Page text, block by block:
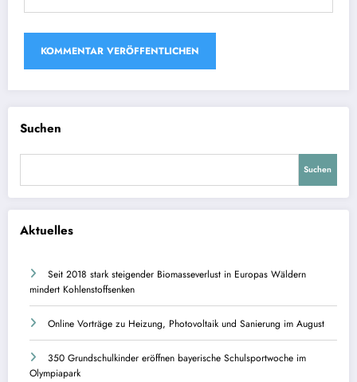
Suchen
Suchen
Aktuelles
Seit 2018 stark steigender Biomasseverlust in Europas Wäldern
mindert Kohlenstoffsenken
Online Vorträge zu Heizung, Photovoltaik und Sanierung im August
350 Grundschulkinder eröffnen bayerische Schulsportwoche im
Olympiapark